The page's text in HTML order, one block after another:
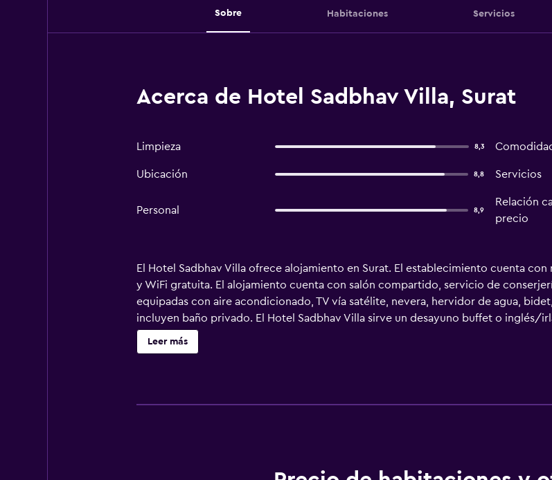
Sobre Habitaciones Servicios
Acerca de Hotel Sadbhav Villa, Surat
Limpieza 8,3
Ubicación 8,8 Servicios
Personal 8,9
Relación
precio
El Hotel Sadbhav Villa ofrece alojamiento en Surat. El establecimiento cuenta
y WiFi gratuita. El alojamiento cuenta con salón compartido, servicio de
equipadas con aire acondicionado, TV vía satélite, nevera, hervidor de agua,
incluyen baño privado. El Hotel Sadbhav Villa sirve un desayuno buffet o inglés/
del centro comercial VR, a 5 km del centro comercial Rahul Raj, a 9 km de la
a 13 km de la playa de Dumas.El aeropuerto más cercano es el de Surat, ubicado a
Leer más